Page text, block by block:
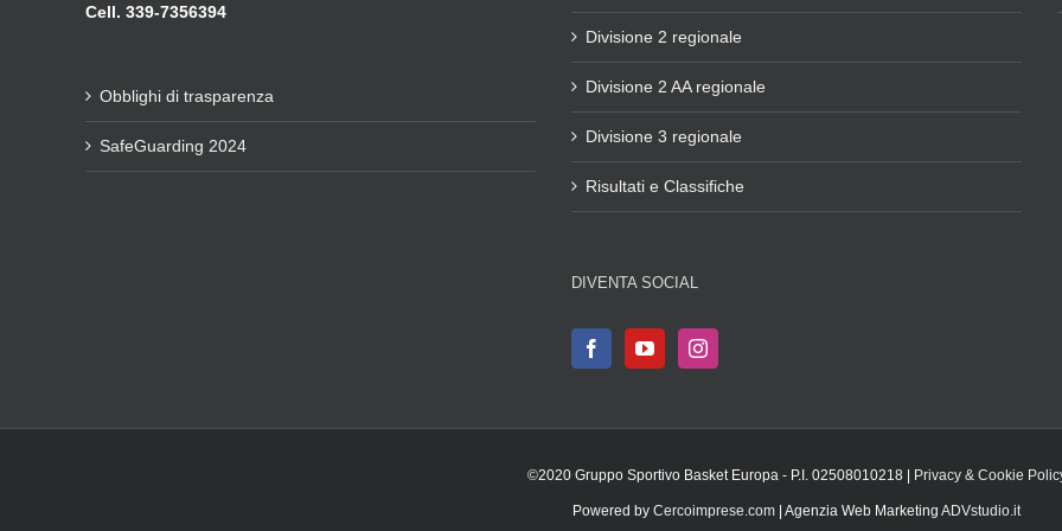
Cell. 339-7356394
Obblighi di trasparenza
SafeGuarding 2024
Divisione 2 regionale
Divisione 2 AA regionale
Divisione 3 regionale
Risultati e Classifiche
DIVENTA SOCIAL
©2020 Gruppo Sportivo Basket Europa - P.I. 02508010218 | Privacy & Cookie
Powered by Cercoimprese.com | Agenzia Web Marketing ADVstudio.it